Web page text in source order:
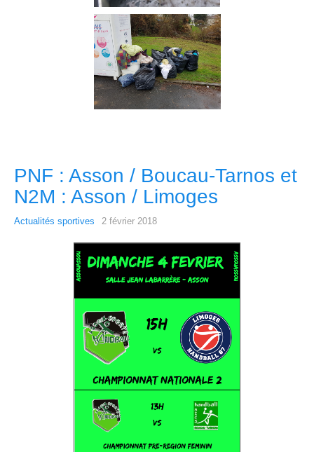
PNF : Asson / Boucau-Tarnos et
N2M : Asson / Limoges
Actualités sportives 2 février 2018